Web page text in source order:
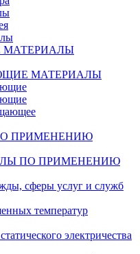
МАТЕРИАЛЫ
ПРИМЕНЕНИЮ
ПО ПРИМЕНЕНИЮ
сферы услуг и служб
температур
электричества